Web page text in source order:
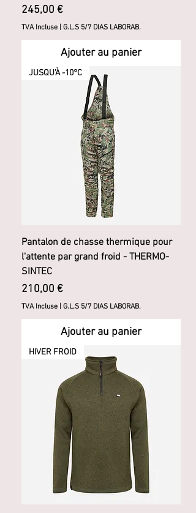
Prix
245,00 €
TVA Incluse G.L.S 5/7 DIAS LABORAB.
Ajouter au panier
JUSQU'À -10°C
Pantalon de chasse thermique pour
l'attente par grand froid - THERMO-
SINTEC
Prix
210,00 €
TVA Incluse G.L.S 5/7 DIAS LABORAB.
Ajouter au panier
HIVER FROID